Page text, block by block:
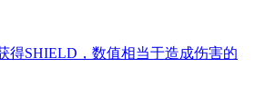
得SHIELD，数值相当于造成伤害的